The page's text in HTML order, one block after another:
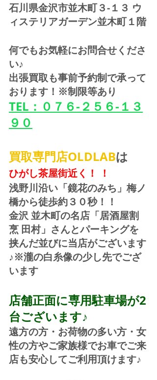
石川県金沢市並木町３-１３ ウ
ィステリアガーデン並木町１階
何でもお気軽にお問合せくださ
い♪
出張買取も事前予約制で承って
おります！※制限等あり
TEL：０７６-２５６-１３
９０
買取専門店OLDLABは
ひがし茶屋街近く！ ！
浅野川沿い「鏡花のみち」梅ノ
橋から徒歩約３０秒！！
金沢 並木町の名店「居酒屋割
烹 田村」さんとパーキングを
挟んだ並びに当店がございます
♪※瀧の白糸像の少し先でござ
います
店舗正面に専用駐車場が2
台ございます♪
遠方の方・お荷物の多い方・女
性の方やご家族様でお車でご来
店も安心してご利用頂けます♪